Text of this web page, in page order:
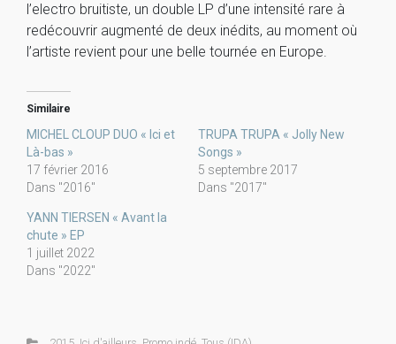
l’electro bruitiste, un double LP d’une intensité rare à
redécouvrir augmenté de deux inédits, au moment où
l’artiste revient pour une belle tournée en Europe.
Similaire
MICHEL CLOUP DUO « Ici et
Là-bas »
17 février 2016
Dans "2016"
TRUPA TRUPA « Jolly New
Songs »
5 septembre 2017
Dans "2017"
YANN TIERSEN « Avant la
chute » EP
1 juillet 2022
Dans "2022"